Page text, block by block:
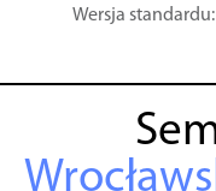
Wersja standardu: